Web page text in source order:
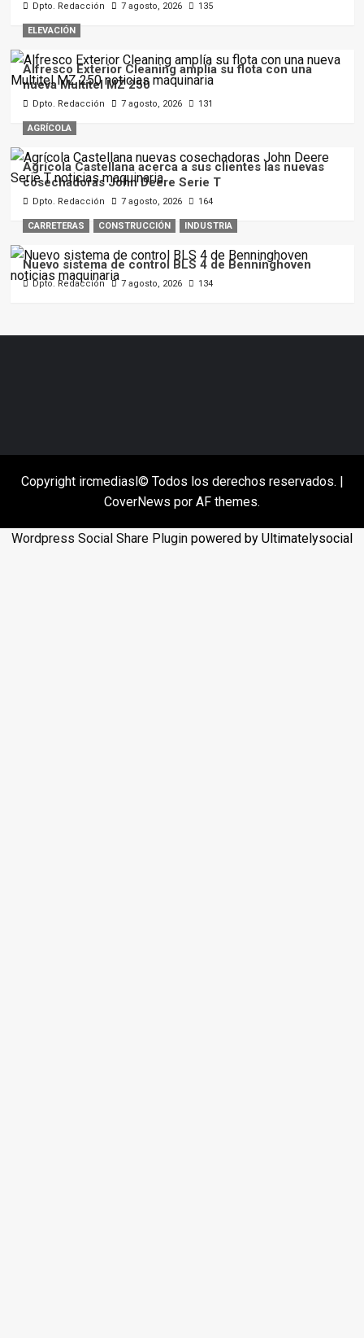
Dpto. Redacción 7 agosto, 2026 135
ELEVACIÓN
Alfresco Exterior Cleaning amplía su flota con una
nueva Multitel MZ 250
Dpto. Redacción 7 agosto, 2026 131
AGRÍCOLA
Agrícola Castellana acerca a sus clientes las nuevas
cosechadoras John Deere Serie T
Dpto. Redacción 7 agosto, 2026 164
CARRETERAS CONSTRUCCIÓN INDUSTRIA
Nuevo sistema de control BLS 4 de Benninghoven
Dpto. Redacción 7 agosto, 2026 134
Copyright ircmediasl© Todos los derechos reservados.
CoverNews por AF themes.
Wordpress Social Share Plugin powered by Ultimatelysocial